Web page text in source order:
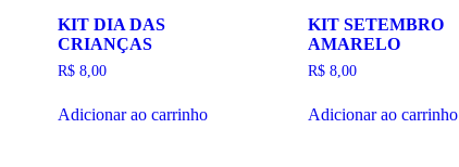
KIT DIA DAS
CRIANÇAS
R$ 8,00
Adicionar ao carrinho
KIT SETEMBRO
AMARELO
R$8,00
Adicionar ao carrinho